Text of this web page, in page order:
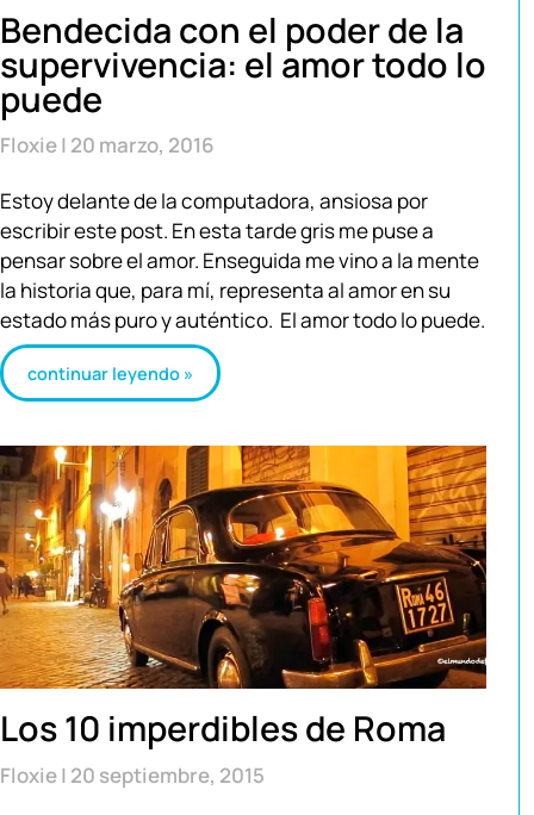
Bendecida con el poder de la
supervivencia: el amor todo lo
puede
Floxie 20 marzo, 2016
Estoy delante de la computadora, ansiosa por
escribir este post. En esta tarde gris me puse a
pensar sobre el amor. Enseguida me vino a la mente
la historia que, para mí, representa al amor en su
estado más puro y auténtico. El amor todo lo puede.
continuar leyendo »
Los 10 imperdibles de Roma
Floxie 20 septiembre, 2015